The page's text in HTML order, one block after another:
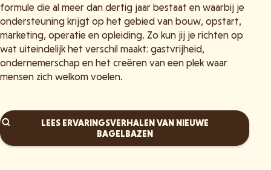
formule die al meer dan dertig jaar bestaat en waarbij je
ondersteuning krijgt op het gebied van bouw, opstart,
marketing, operatie en opleiding. Zo kun jij je richten op
wat uiteindelijk het verschil maakt: gastvrijheid,
ondernemerschap en het creëren van een plek waar
mensen zich welkom voelen.
LEES ERVARINGSVERHALEN VAN NIEUWE
BAGELBAZEN